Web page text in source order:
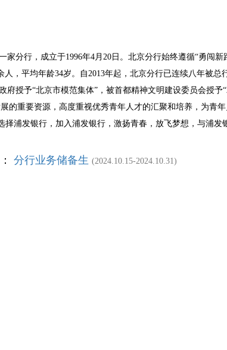
分行，成立于1996年4月20日。北京分行始终遵循“勇闯
，平均年龄34岁。自2013年起，北京分行已连续八年被
授予“北京市模范集体”，被首都精神文明建设委员会授予
的重要资源，高度重视优秀青年人才的汇聚和培养，为青
浦发银行，加入浦发银行，激扬青春，放飞梦想，与浦发
分行业务储备生 (2024.10.15-2024.10.31)